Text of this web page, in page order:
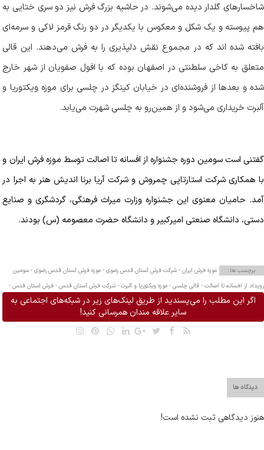
شاخسارهای گلدار دیده می‌شوند. در حاشیه بزرگ فرش نیز دو سری ختایی به
هم پیوسته و یک شکل و معکوس با یکدیگر در دو رنگ قرمز لاکی و سرمه‌ای
بافته شده اند که در مجموع نقش دلپذیری را به فرش می‌دهند. این قالی
متعلق به کاخی سلطنتی در اصفهان بوده که با افول صفویان از شهر خارج
شده و بعدها از فروشنده‌ای در خیابان کینگز در چلسی برای موزه ویکتوریا و
آلبرت خریداری می‌شود و از همین‌رو به چلسی شهرت می‌یابد.
گفتنی است سومین دوره جشنواره از افسانه تا اصالت توسط موزه فرش ایران و
با همکاری شرکت استارتاپی چمروش و شرکت آریا برنا اندیش هنر به اجرا در
آمد. حامیان معنوی این جشنواره وزارت میراث فرهنگی، گردشگری و صنایع
دستی، دانشگاه صنعتی امیرکبیر و دانشگاه حضرت معصومه (س) بودند.
برچسب ها: موزه فرش ایران - شرکت فرش آستان قدس رضوی - موزه فرش آستان قدس رضوی - سومین
رویداد از افسانه تا اصالت - قالی چلسی - موزه ویکتوریا و آلبرت - شرکت فرش آستان قدس - فرش آستان قدس -
اگر این مطلب را می‌پسندید از طریق لینک‌های زیر در شبکه‌های اجتماعی به
سایر علاقه مندان همرسانی کنید!
دیدگاه ها
هنوز دیدگاهی ثبت نشده است!